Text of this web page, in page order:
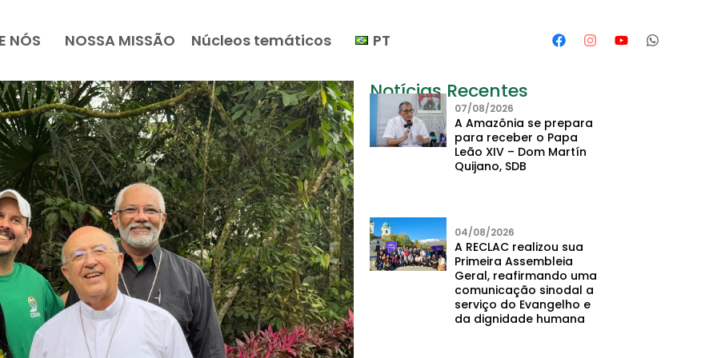
NÓS NOSSA MISSÃO Núcleos temáticos PT
Notícias Recentes
07/08/2026
A Amazônia se prepara
para receber o Papa
Leão XIV – Dom Martín
Quijano, SDB
04/08/2026
A RECLAC realizou sua
Primeira Assembleia
Geral, reafirmando uma
comunicação sinodal a
serviço do Evangelho e
da dignidade humana